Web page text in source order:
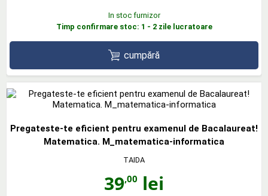
In stoc furnizor
Timp confirmare stoc: 1 - 2 zile lucratoare
cumpără
Pregateste-te eficient pentru examenul de Bacalaureat!
Matematica. M_matematica-informatica
TAIDA
39,00 lei